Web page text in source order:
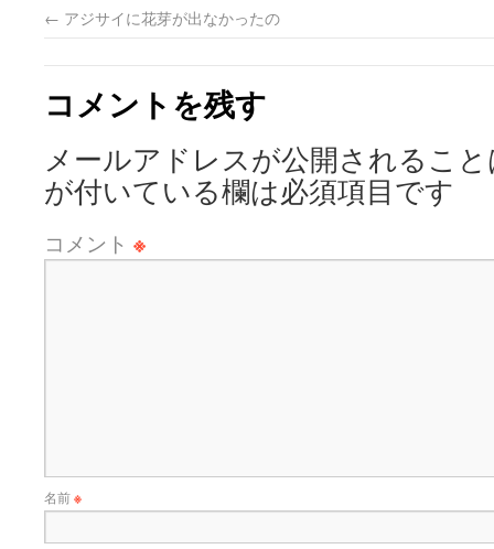
← アジサイに花芽が出なかったの
コメントを残す
メールアドレスが公開されるこ
が付いている欄は必須項目です
コメント ※
名前※